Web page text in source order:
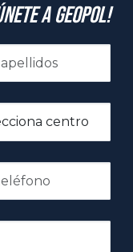
a GeoPol!